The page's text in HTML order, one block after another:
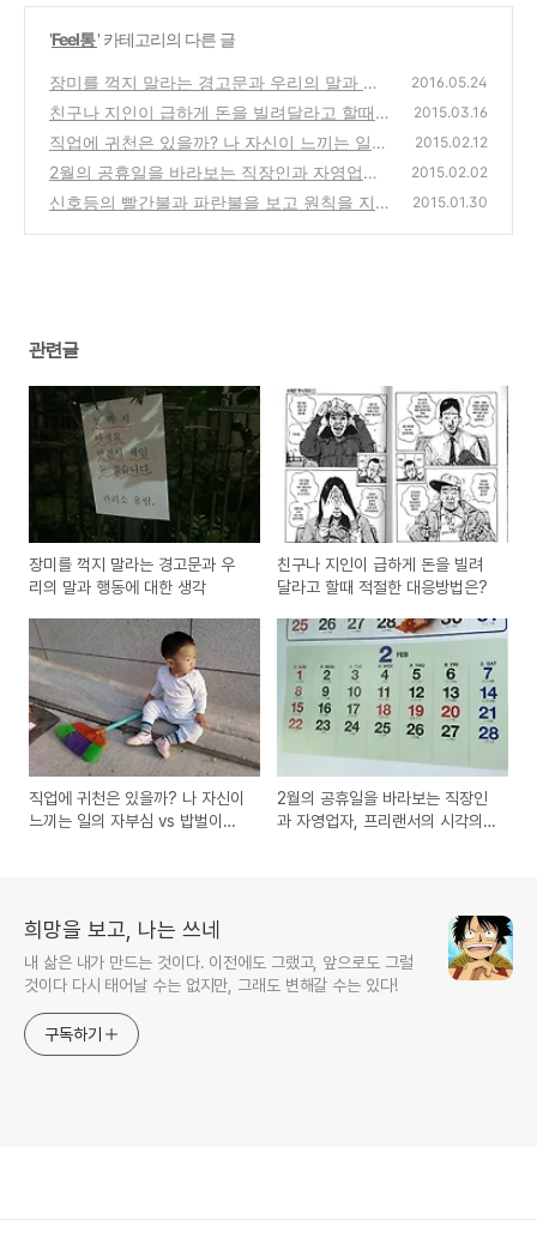
'Feel통' 카테고리의 다른 글
장미를 꺽지 말라는 경고문과 우리의 말과 행
동에 대한 생각
(9)
2016.05.24
친구나 지인이 급하게 돈을 빌려달라고 할때
적절한 대응방법은?
(2)
2015.03.16
직업에 귀천은 있을까? 나 자신이 느끼는 일의
자부심 vs 밥벌이의 수단
(0)
2015.02.12
2월의 공휴일을 바라보는 직장인과 자영업자,
프리랜서의 시각의 차이
(0)
2015.02.02
신호등의 빨간불과 파란불을 보고 원칙을 지키
2015.01.30
관련글
장미를 꺽지 말라는 경고문과 우
리의 말과 행동에 대한 생각
친구나 지인이 급하게 돈을 빌려
달라고 할때 적절한 대응방법은?
직업에 귀천은 있을까? 나 자신이
느끼는 일의 자부심 vs 밥벌이의
2월의 공휴일을 바라보는 직장인
과 자영업자, 프리랜서의 시각의
희망을 보고, 나는 쓰네
내 삶은 내가 만드는 것이다. 이전에도 그랬고, 앞으로도 그럴
것이다 다시 태어날 수는 없지만, 그래도 변해갈 수는 있다!
구독하기